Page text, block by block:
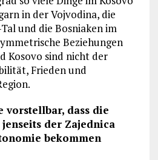
in der Vojvodina, die
und die Bosniaken im
Beziehungen
Kosovo sind nicht der
Frieden und
vorstellbar, dass die
der Zajednica
bekommen